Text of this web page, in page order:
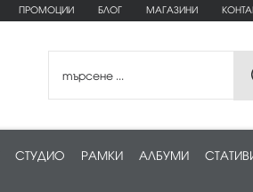
ПРОМОЦИИ БЛОГ МАГАЗИНИ
СТУДИО РАМКИ АЛБУМИ